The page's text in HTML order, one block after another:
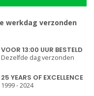
werkdag verzonden
VOOR 13:00 UUR BESTELD
Dezelfde dag verzonden
25 YEARS OF EXCELLENCE
1999 - 2024